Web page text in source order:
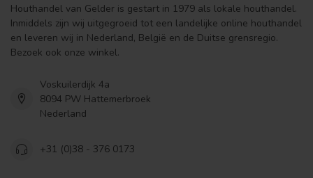
Houthandel van Gelder is gestart in 1979 als lokale houthandel.
Inmiddels zijn wij uitgegroeid tot een landelijke online houthandel
en leveren wij in Nederland, België en de Duitse grensregio.
Bezoek ook onze winkel.
Voskuilerdijk 4a
8094 PW Hattemerbroek
Nederland
+31 (0)38 - 376 0173